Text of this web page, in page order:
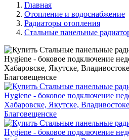
Главная
Отопление и водоснабжение
Радиаторы отопления
Стальные панельные